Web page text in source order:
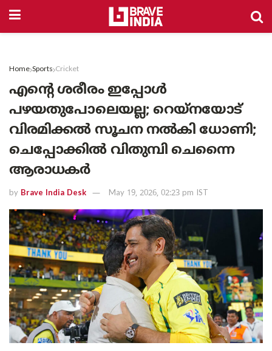
Home Sports Cricket
എന്റെ ശരീരം ഇപ്പോൾ
പഴയതുപോലെയല്ല; റെയ്‌നയോട്
വിരമിക്കൽ സൂചന നൽകി ധോണി;
ചെപ്പോക്കിൽ വിതുമ്പി ചെന്നൈ
ആരാധകർ
by Brave India Desk May 19, 2026, 02:23 pm IST